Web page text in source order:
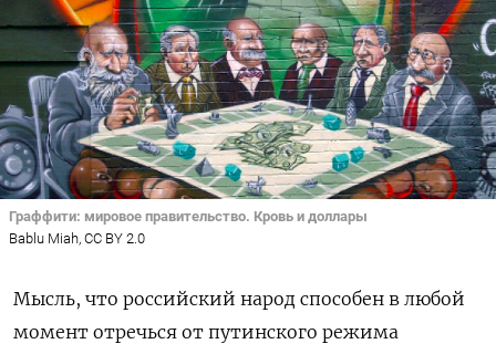
Граффити: мировое правительство. Кровь и доллары
Bablu Miah, CC BY 2.0
Мысль, что российский народ способен в любой
момент отречься от путинского режима